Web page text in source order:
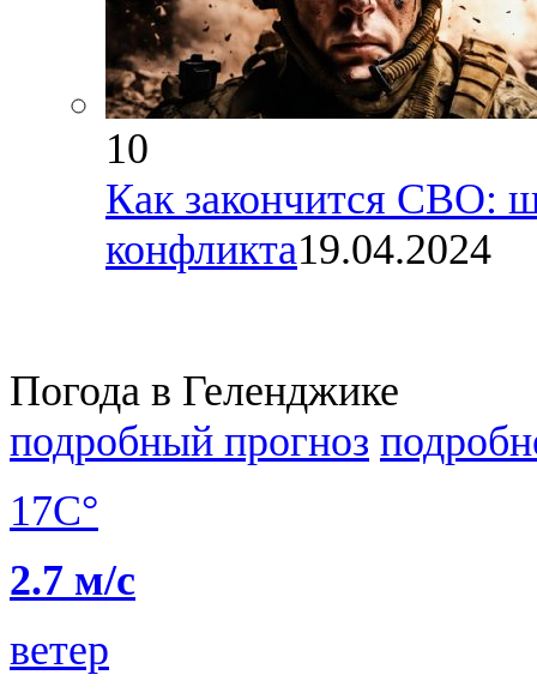
10
Как закончится СВО:
конфликта19.04.2024
Погода в Геленджике
подробный прогноз
17C°
2.7 м/с
ветер